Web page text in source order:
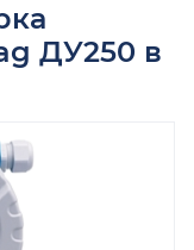
ДУ250 в